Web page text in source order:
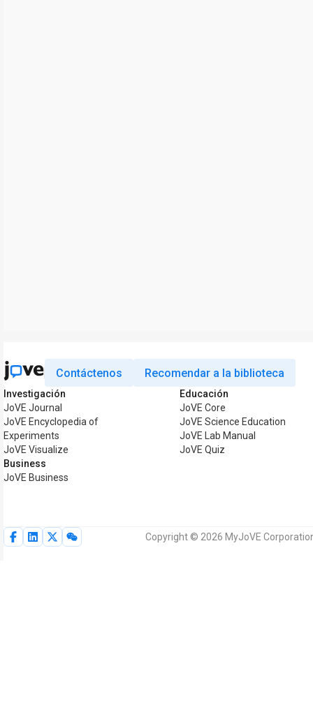
Contáctenos Recomendar a la biblioteca
Investigación
JoVE Journal
JoVE Encyclopedia of
Experiments
JoVE Visualize
Business
JoVE Business
Educación
JoVE Core
JoVE Science Education
JoVE Lab Manual
JoVE Quiz
Copyright © 2026 MyJoVE